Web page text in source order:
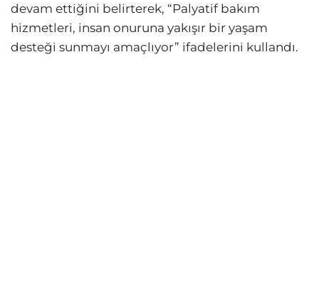
devam ettiğini belirterek, “Palyatif bakım
hizmetleri, insan onuruna yakışır bir yaşam
desteği sunmayı amaçlıyor” ifadelerini kullandı.